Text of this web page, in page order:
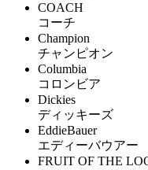
COACH
コーチ
Champion
チャンピオン
Columbia
コロンビア
Dickies
ディッキーズ
EddieBauer
エディーバウアー
FRUIT OF THE